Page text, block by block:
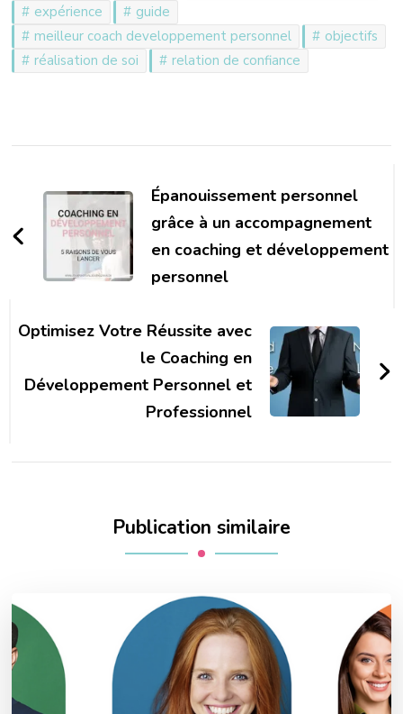
expérience
guide
meilleur coach developpement personnel
objectifs
réalisation de soi
relation de confiance
d'article
Épanouissement personnel
grâce à un accompagnement
en coaching et développement
personnel
Optimisez Votre Réussite avec
le Coaching en
Développement Personnel et
Professionnel
Publication similaire